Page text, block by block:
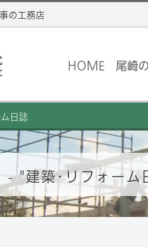
の工務店
HOME 尾崎
日誌
- "建築･リフォーム